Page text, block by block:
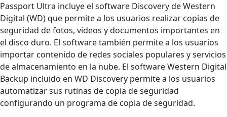
Passport Ultra incluye el software Discovery de Western
Digital (WD) que permite a los usuarios realizar copias de
seguridad de fotos, videos y documentos importantes en
el disco duro. El software también permite a los usuarios
importar contenido de redes sociales populares y servicios
de almacenamiento en la nube. El software Western Digital
Backup incluido en WD Discovery permite a los usuarios
automatizar sus rutinas de copia de seguridad
configurando un programa de copia de seguridad.